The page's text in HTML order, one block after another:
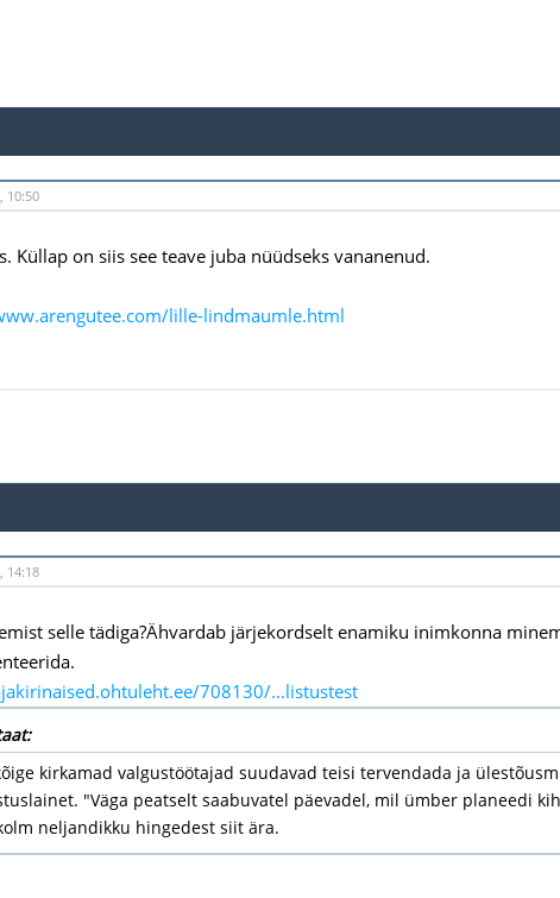
10:50
Küllap on siis see teave juba nüüdseks vananenud.
lille-lindmaumle.html
14:18
selle tädiga?Ähvardab järjekordselt enamiku inimkonna
708130/...listustest
kirkamad valgustöötajad suudavad teisi tervendada ja
"Väga peatselt saabuvatel päevadel, mil ümber planeedi
neljandikku hingedest siit ära.